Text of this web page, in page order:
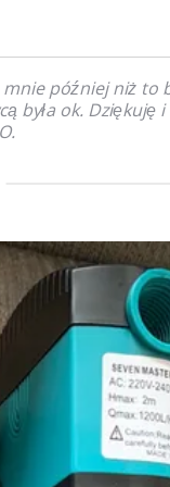
później niż to
była ok. Dziękuję i